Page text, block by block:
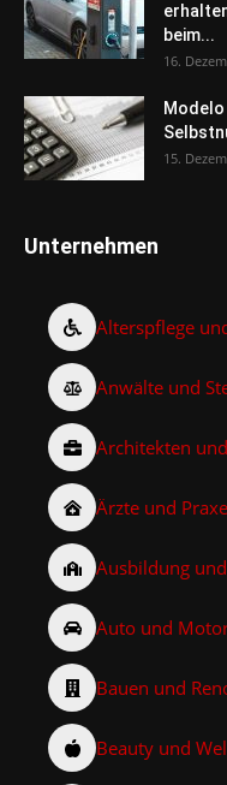
beim...
16.
15.
Unternehmen
Alterspflege
Anwälte und
Architekten
Ärzte und
Ausbildung
Auto und
Bauen und
Beauty und